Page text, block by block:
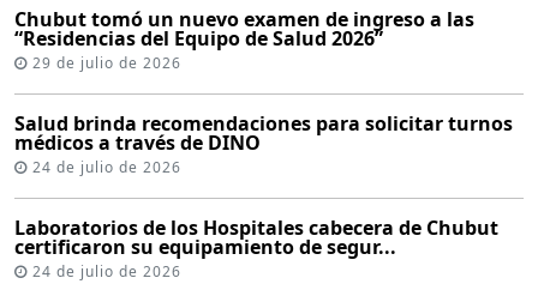
Chubut tomó un nuevo examen de ingreso a las
“Residencias del Equipo de Salud 2026”
29 de julio de 2026
Salud brinda recomendaciones para solicitar turnos
médicos a través de DINO
24 de julio de 2026
Laboratorios de los Hospitales cabecera de Chubut
certificaron su equipamiento de segur...
24 de julio de 2026